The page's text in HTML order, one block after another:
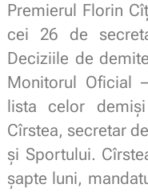
Premierul Florin
cei 26 de
Deciziile de
Monitorul Oficial
lista celor
Cîrstea, secretar
și Sportului.
șapte luni,